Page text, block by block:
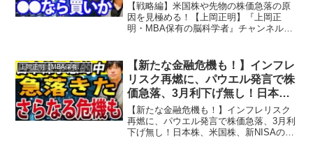
【戦略編】米国株や先物の株価急落の原
因を見極める！【上岡正明】『上岡正
明・MBA保有の脳科学者』チャンネルで
歩抜きん出たい人のための番組。MBA保
有の脳科学者で累計55万...
上岡正明【MBA保有の脳科学者】
【新たな金融危機も！】インフレ
リスク再燃に、パウエル発言で株
価急落、3月利下げ無し！日本
株、米国株、新NISAの今後の戦
略を検証【上岡正明】
【新たな金融危機も！】インフレリスク
再燃に、パウエル発言で株価急落、3月利
下げ無し！日本株、米国株、新NISAの今